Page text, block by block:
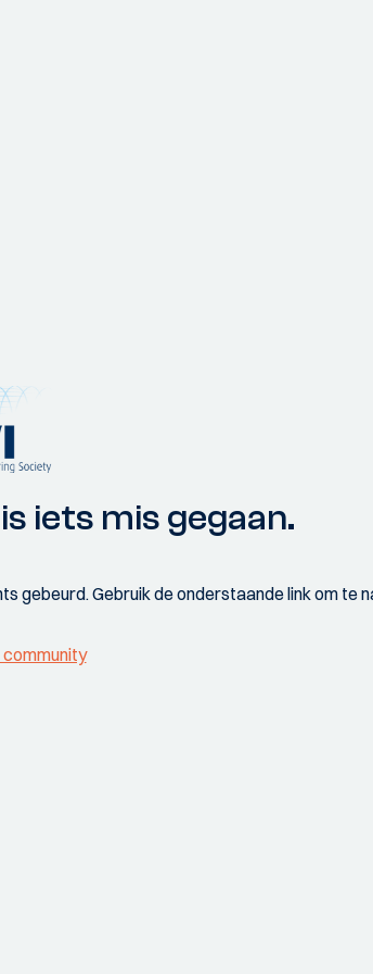
iets mis gegaan.
gebeurd. Gebruik de onderstaande link om te